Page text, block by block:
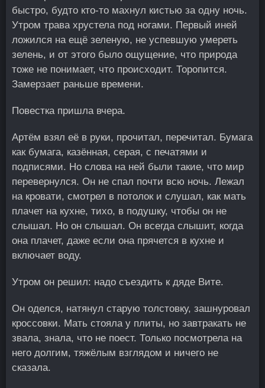
быстро, будто кто-то махнул кистью за одну ночь.
Утром трава хрустела под ногами. Первый иней
ложился на ещё зеленую, не успевшую умереть
зелень, и от этого было ощущение, что природа
тоже не понимает, что происходит. Торопится.
Замерзает раньше времени.
Повестка пришла вчера.
Артём взял её в руки, прочитал, перечитал. Бумага
как бумага, казённая, серая, с печатями и
подписями. Но слова на ней были такие, что мир
перевернулся. Он не спал почти всю ночь. Лежал
на кровати, смотрел в потолок и слушал, как мать
плачет на кухне, тихо, в подушку, чтобы он не
слышал. Но он слышал. Он всегда слышит, когда
она плачет, даже если она прячется в кухне и
включает воду.
Утром он решил: надо съездить к дяде Вите.
Он оделся, натянул старую толстовку, зашнуровал
кроссовки. Мать стояла у плиты, но завтракать не
звала, знала, что не поест. Только посмотрела на
него долгим, тяжёлым взглядом и ничего не
сказала.